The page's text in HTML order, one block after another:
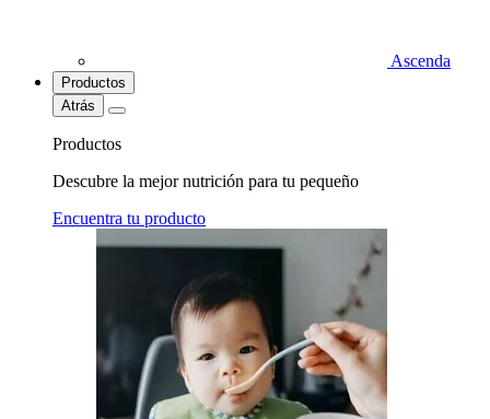
Ascenda
Productos
Atrás
Productos
Descubre la mejor nutrición para tu pequeño
Encuentra tu producto